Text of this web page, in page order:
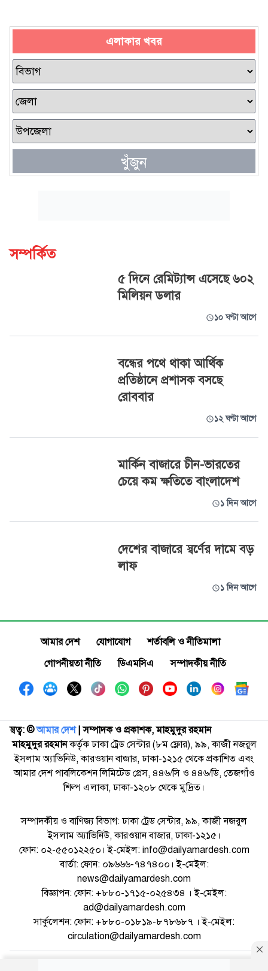
এলাকার খবর
খুঁজুন
সম্পর্কিত
৫ দিনে রেমিট্যান্স এসেছে ৬০২
মিলিয়ন ডলার
১০ ঘণ্টা আগে
বন্ধের পথে থাকা আর্থিক
প্রতিষ্ঠানে প্রশাসক বসছে
রোববার
১২ ঘণ্টা আগে
মার্কিন বাজারে চীন-ভারতের
চেয়ে কম ক্ষতিতে বাংলাদেশ
১ দিন আগে
দেশের বাজারে স্বর্ণের দামে বড়
লাফ
১ দিন আগে
আমার দেশ যোগাযোগ
শর্তাবলি ও নীতিমালা
গোপনীয়তা নীতি
ডিএমসিএ সম্পাদকীয় নীতি
স্বত্ব: ©️আমার দেশ| সম্পাদক ও প্রকাশক, মাহমুদুর রহমান
মাহমুদুর রহমানকর্তৃক ঢাকা ট্রেড সেন্টার (৮ম ফ্লোর), ৯৯, কাজী নজরুল
ইসলাম অ্যাভিনিউ, কারওয়ান বাজার, ঢাকা-১২১৫ থেকে প্রকাশিত এবং
আমার দেশ পাবলিকেশন লিমিটেড প্রেস, ৪৪৬/সি ও ৪৪৬/ডি, তেজগাঁও
শিল্প এলাকা, ঢাকা-১২০৮ থেকে মুদ্রিত।
সম্পাদকীয় ও বাণিজ্য বিভাগ: ঢাকা ট্রেড সেন্টার, ৯৯, কাজী নজরুল
ইসলাম অ্যাভিনিউ, কারওয়ান বাজার, ঢাকা-১২১৫।
ফোন: ০২-৫৫০১২২৫০। ই-মেইল: info@dailyamardesh.com
বার্তা: ফোন: ০৯৬৬৬-৭৪৭৪০০। ই-মেইল:
news@dailyamardesh.com
বিজ্ঞাপন: ফোন: +৮৮০-১৭১৫-০২৫৪৩৪ । ই-মেইল:
ad@dailyamardesh.com
সার্কুলেশন: ফোন: +৮৮০-০১৮১৯-৮৭৮৬৮৭ । ই-মেইল:
circulation@dailyamardesh.com